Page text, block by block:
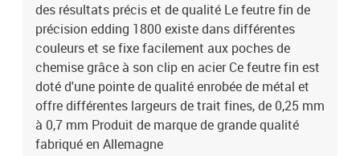
des résultats précis et de qualité Le feutre fin de
précision edding 1800 existe dans différentes
couleurs et se fixe facilement aux poches de
chemise grâce à son clip en acier Ce feutre fin est
doté d'une pointe de qualité enrobée de métal et
offre différentes largeurs de trait fines, de 0,25 mm
à 0,7 mm Produit de marque de grande qualité
fabriqué en Allemagne